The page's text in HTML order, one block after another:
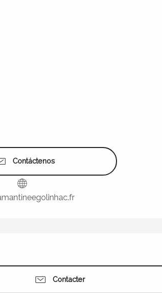
Contáctenos
Contacter